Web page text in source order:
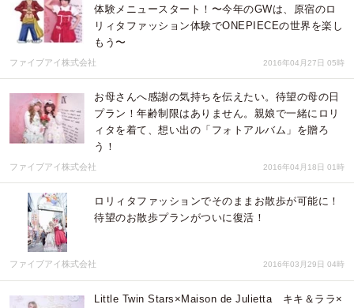
体験メニュースタート！〜今年のGWは、原宿のロ
リィタファッション体験でONEPIECEの世界を楽し
もう〜
ファイブアイ株式会社 2016年04月27日 05時
お母さんへ感謝の気持ちを伝えたい。待望の母の日
プラン！年齢制限はありません。親娘で一緒にロリ
ィタを着て、想い出の「フォトアルバム」を贈ろ
う！
ファイブアイ株式会社 2016年04月18日 01時
ロリィタファッションでそのままお散歩が可能に！
待望のお散歩プランがついに復活！
ファイブアイ株式会社 2016年03月29日 04時
Little Twin Stars×Maison de Julietta キキ＆ララ×